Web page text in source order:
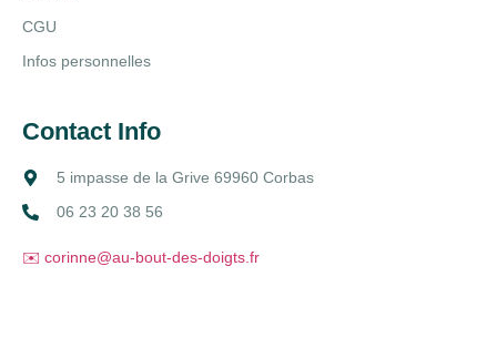
CGU
Infos personnelles
Contact Info
5 impasse de la Grive 69960 Corbas
06 23 20 38 56
✉️ corinne@au-bout-des-doigts.fr